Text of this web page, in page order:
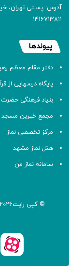
۱۴۱۶۷۱۳۸۱۱
پیوندها
دفتر مقام معظم
پایگاه درسهایی از
بنیاد فرهنگی
مجمع خیرین مسجد
مرکز تخصصی نماز
هتل نماز مشهد
سامانه نماز من
© کپی رایت2026, کلیه حقوق برای ستاد اقامه